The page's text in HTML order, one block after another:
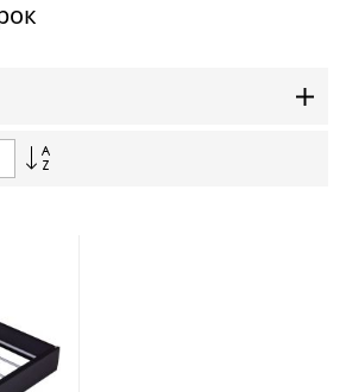
Сортувати